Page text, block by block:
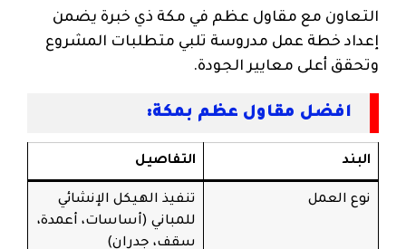
التعاون مع مقاول عظم في مكة ذي خبرة يضمن
إعداد خطة عمل مدروسة تلبي متطلبات المشروع
وتحقق أعلى معايير الجودة.
افضل مقاول عظم بمكة:
البند التفاصيل
نوع العمل
تنفيذ الهيكل الإنشائي
للمباني (أساسات، أعمدة،
سقف، جدران)